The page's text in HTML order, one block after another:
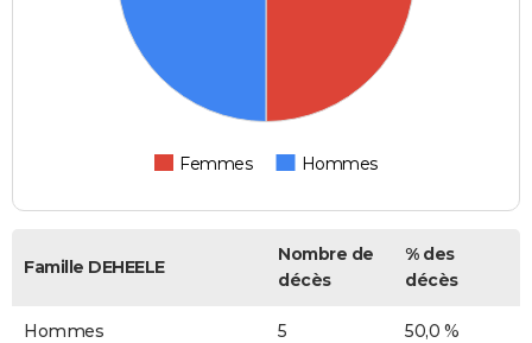
Femmes Hommes
Famille DEHEELE
Nombre de
décès
% des
décès
Hommes 5 50,0 %